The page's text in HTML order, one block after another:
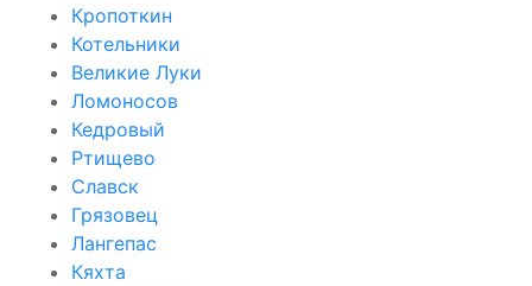
Кропоткин
Котельники
Великие Луки
Ломоносов
Кедровый
Ртищево
Славск
Грязовец
Лангепас
Кяхта